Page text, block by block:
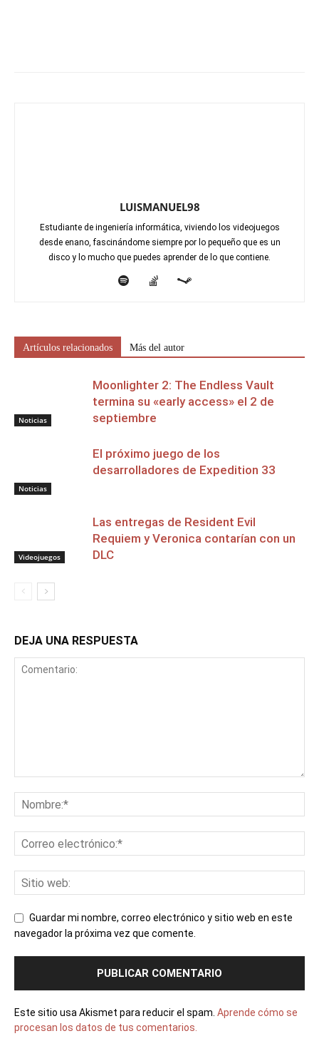
LUISMANUEL98
Estudiante de ingeniería informática, viviendo los videojuegos
desde enano, fascinándome siempre por lo pequeño que es un
disco y lo mucho que puedes aprender de lo que contiene.
Artículos relacionados Más del autor
Noticias
Moonlighter 2: The Endless Vault
termina su «early access» el 2 de
septiembre
Noticias
El próximo juego de los
desarrolladores de Expedition 33
Videojuegos
Las entregas de Resident Evil
Requiem y Veronica contarían con un
DLC
DEJA UNA RESPUESTA
Guardar mi nombre, correo electrónico y sitio web en este
navegador la próxima vez que comente.
Este sitio usa Akismet para reducir el spam. Aprende cómo se
procesan los datos de tus comentarios.